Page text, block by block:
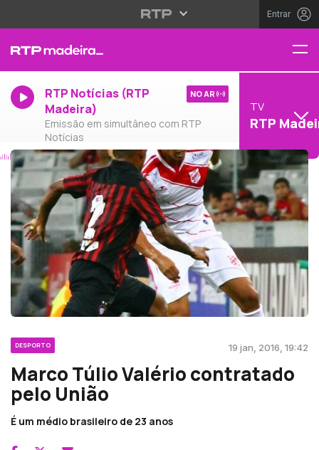
Entrar
RTP Notícias (RTP
Madeira)
Emissão em simultâneo com RTP
Notícias
NO AR
TV
RTP
DESPORTO 19 jan, 2016, 19:42
Marco Túlio Valério contratado
pelo União
É um médio brasileiro de 23 anos